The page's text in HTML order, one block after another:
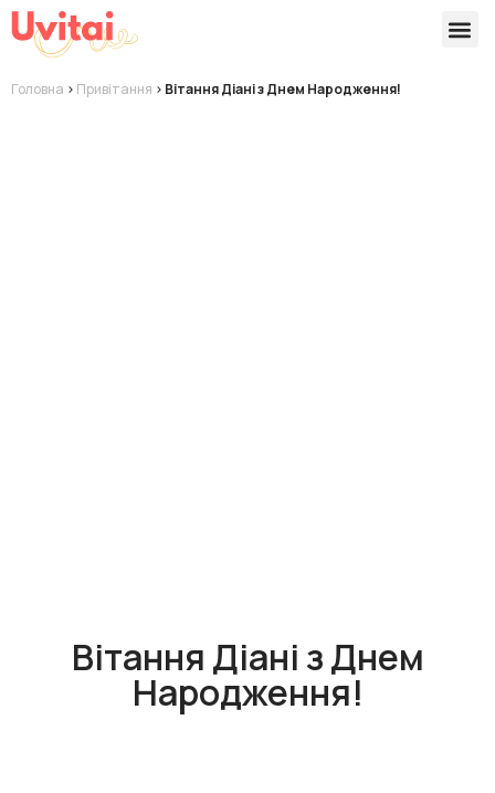
Головна > Привітання > Вітання Діані з Днем Народження!
Вітання Діані з Днем
Народження!